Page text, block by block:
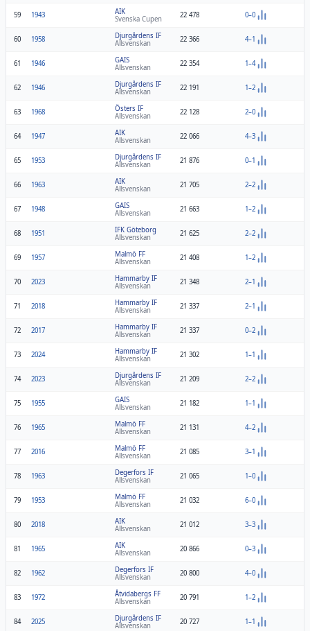
59 1943
AIK
Svenska Cupen
22 478 0–0
60 1958
Djurgårdens IF
Allsvenskan
22 366 4–1
61 1946
GAIS
Allsvenskan
22 354 1–4
62 1946
Djurgårdens IF
Allsvenskan
22 191 1–2
63 1968
Östers IF
Allsvenskan
22 128 2–0
64 1947
AIK
Allsvenskan
22 066 4–3
65 1953
Djurgårdens IF
Allsvenskan
21 876 0–1
66 1963
AIK
Allsvenskan
21 705 2–2
67 1948
GAIS
Allsvenskan
21 663 1–2
68 1951
IFK Göteborg
Allsvenskan
21 625 2–2
69 1957
Malmö FF
Allsvenskan
21 408 1–2
70 2023
Hammarby IF
Allsvenskan
21 348 2–1
71 2018
Hammarby IF
Allsvenskan
21 337 2–1
72 2017
Hammarby IF
Allsvenskan
21 337 0–2
73 2024
Hammarby IF
Allsvenskan
21 302 1–1
74 2023
Djurgårdens IF
Allsvenskan
21 209 2–2
75 1955
GAIS
Allsvenskan
21 182 1–1
76 1965
Malmö FF
Allsvenskan
21 131 4–2
77 2016
Malmö FF
Allsvenskan
21 085 3–1
78 1963
Degerfors IF
Allsvenskan
21 065 1–0
79 1953
Malmö FF
Allsvenskan
21 032 6–0
80 2018
AIK
Allsvenskan
21 012 3–3
81 1965
AIK
Allsvenskan
20 866 0–3
82 1962
Degerfors IF
Allsvenskan
20 800 4–0
83 1972
Åtvidabergs FF
Allsvenskan
20 791 1–2
84 2025
Djurgårdens IF
Allsvenskan
20 727 1–1